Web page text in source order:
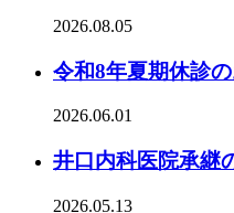
2026.08.05
令和8年夏期休診
2026.06.01
井口内科医院承継
2026.05.13